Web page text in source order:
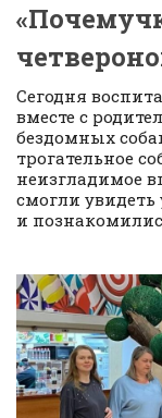
Сегодня
вместе с
бездомных
трогательное
неизгладимое
смогли увидеть
и